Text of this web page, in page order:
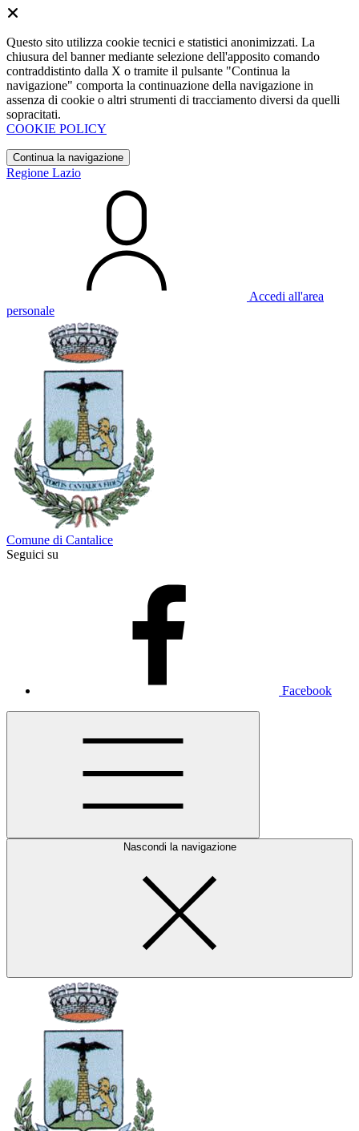
Questo sito utilizza cookie tecnici e statistici anonimizzati. La
chiusura del banner mediante selezione dell'apposito comando
contraddistinto dalla X o tramite il pulsante "Continua la
navigazione" comporta la continuazione della navigazione in
assenza di cookie o altri strumenti di tracciamento diversi da quelli
sopracitati.
COOKIE POLICY
Continua la navigazione
Regione Lazio
Accedi all'area
personale
Comune di Cantalice
Seguici su
Facebook
Nascondi la navigazione